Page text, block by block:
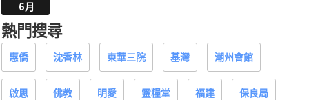
6月
熱門搜尋
惠僑 沈香林 東華三院 基灣 潮州會館
啟思 佛教 明愛 靈糧堂 福建 保良局